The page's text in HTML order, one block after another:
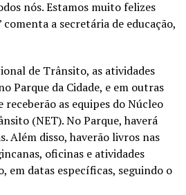
nós. Estamos muito felizes
comenta a secretária de educação,
de Trânsito, as atividades
Parque da Cidade, e em outras
receberão as equipes do Núcleo
(NET). No Parque, haverá
Além disso, haverão livros nas
oficinas e atividades
em datas específicas, seguindo o